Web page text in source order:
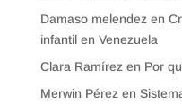
Damaso melendez en
infantil en Venezuela
Clara Ramírez en Por
Merwin Pérez en